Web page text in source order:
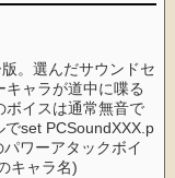
。選んだサウンドセ
キャラが道中に喋る
ボイスは通常無音で
set PCSoundXXX.p
ワーアタックボイ
キャラ名)